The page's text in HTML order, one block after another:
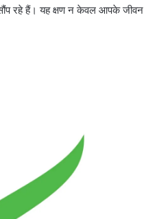
रहे हैं। यह क्षण न केवल आपके जीवन